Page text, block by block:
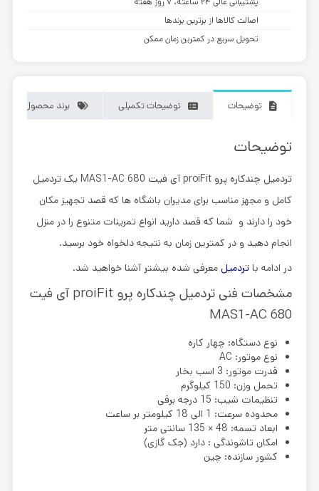
عدد
اصالت کالاها از برترین برندها
تحویل سریع در کمترین زمان ممکن
توضیحات توضیحات تکمیلی برند محصول
توضیحات
تردمیل چندکاره پرو proiFit آی فیت MAS1-AC 680
یک تردمیل
کامل و مجهز مناسب برای مدیران باشگاه ها که قصد تجهیز مکان
خود را دارند و شما که قصد دارید انواع تمرینات متنوع را در منزل
انجام دهید و در کمترین زمان به نتیجه دلخواه خود برسید.
در ادامه با تردمیل معرفی شده بیشتر آشنا خواهید شد.
مشخصات فنی تردمیل چندکاره پرو proiFit آی فیت
MAS1-AC 680
نوع دستگاه: چهار کاره
نوع موتور: AC
قدرت موتور: 3 اسب بخار
تحمل وزن: 150 کیلوگرم
تنظیمات شیب: 15 درجه برقی
محدوده سرعت: 1 الی 18 کیلومتر بر ساعت
ابعاد تسمه: 48 × 135 سانتی متر
امکان تاشوندگی : دارد (جک گازی)
کشور سازنده: چین